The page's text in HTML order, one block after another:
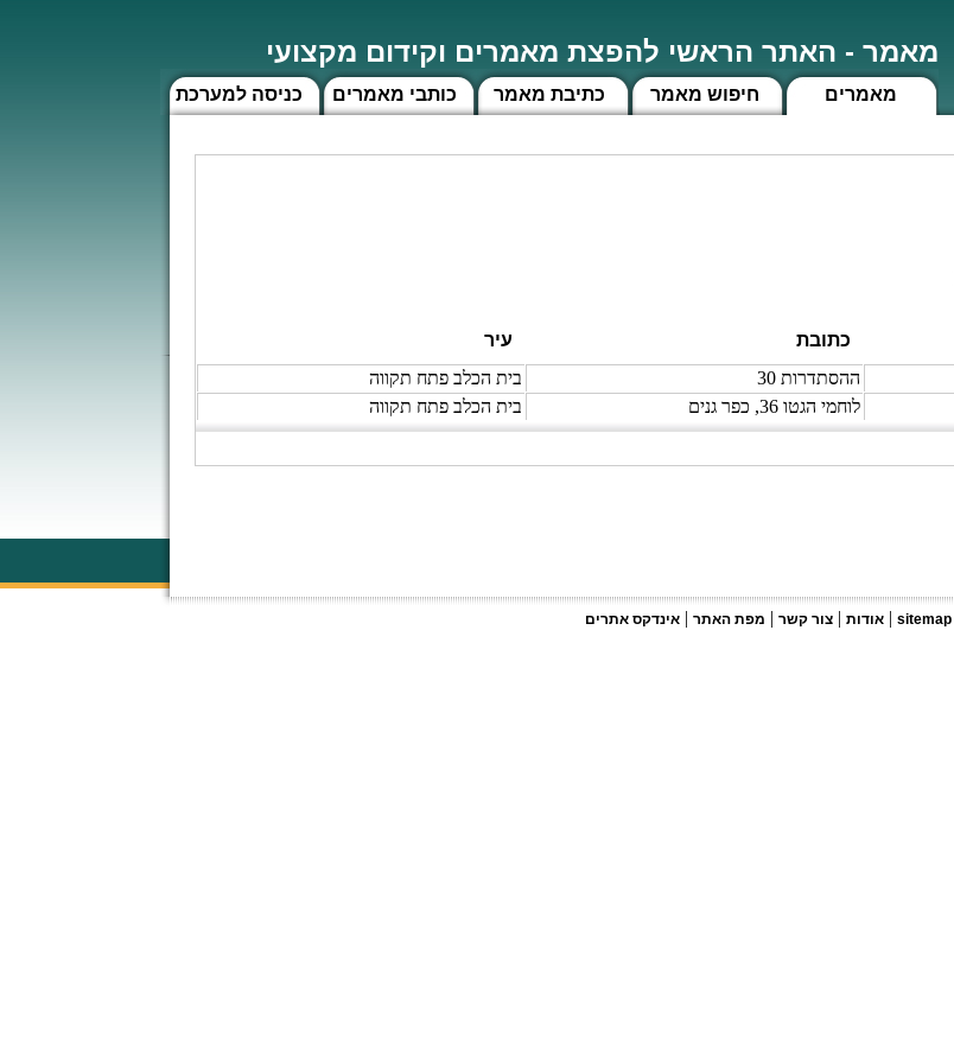
מאמר - האתר הראשי להפצת מאמרים וקידום מקצועי
כניסה למערכת כותבי מאמרים כתיבת מאמר חיפוש מאמר מאמרים
כתובת עיר
ההסתדרות 30 בית הכלב פתח תקווה
לוחמי הגטו 36, כפר גנים בית הכלב פתח תקווה
אודות | צור קשר | מפת האתר | אינדקס אתרים | sitemap